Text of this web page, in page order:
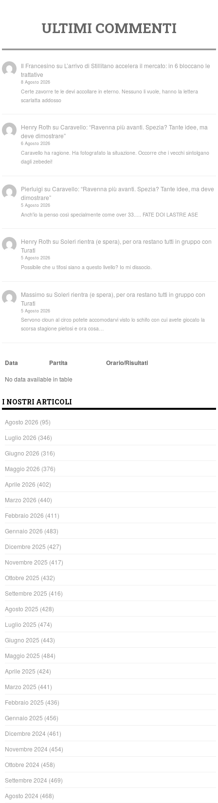
ULTIMI COMMENTI
Il Francesino su L’arrivo di Stillitano accelera il mercato: in 6 bloccano le
trattative
8 Agosto 2026
Certe zavorre te le devi accollare in eterno. Nessuno li vuole, hanno la lettera
scarlatta addosso
Henry Roth suCaravello: “Ravenna più avanti. Spezia? Tante idee, ma
deve dimostrare”
6 Agosto 2026
Caravello ha ragione. Ha fotografato la situazione. Occorre che i vecchi sintolgano
dagli zebedei!
Pierluigi suCaravello: “Ravenna più avanti. Spezia? Tante idee, ma deve
dimostrare”
5 Agosto 2026
Anch'io la penso così specialmente come over 33..... FATE DOI LASTRE ASE
Henry Roth suSoleri rientra (e spera), per ora restano tutti in gruppo con
Turati
5 Agosto 2026
Possibile che u tifosi siano a questo livello? Io mi dissocio.
Massimo suSoleri rientra (e spera), per ora restano tutti in gruppo con
Turati
5 Agosto 2026
Servono cloun al circo potete accomodarvi visto lo schifo con cui avete giocato la
scorsa stagione pietosi e ora cosa…
Data Partita Orario/Risultati
No data available in table
I NOSTRI ARTICOLI
Agosto 2026 (95)
Luglio 2026 (346)
Giugno 2026 (316)
Maggio 2026 (376)
Aprile 2026 (402)
Marzo 2026 (440)
Febbraio 2026 (411)
Gennaio 2026 (483)
Dicembre 2025 (427)
Novembre 2025 (417)
Ottobre 2025 (432)
Settembre 2025 (416)
Agosto 2025 (428)
Luglio 2025 (474)
Giugno 2025 (443)
Maggio 2025 (484)
Aprile 2025 (424)
Marzo 2025 (441)
Febbraio 2025 (436)
Gennaio 2025 (456)
Dicembre 2024 (461)
Novembre 2024 (454)
Ottobre 2024 (458)
Settembre 2024 (469)
Agosto 2024 (468)